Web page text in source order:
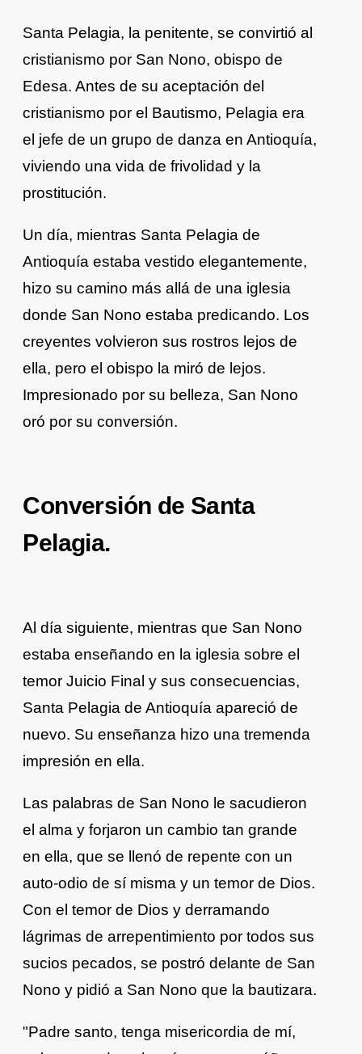
Santa Pelagia, la penitente, se convirtió al
cristianismo por San Nono, obispo de
Edesa. Antes de su aceptación del
cristianismo por el Bautismo, Pelagia era
el jefe de un grupo de danza en Antioquía,
viviendo una vida de frivolidad y la
prostitución.
Un día, mientras Santa Pelagia de
Antioquía estaba vestido elegantemente,
hizo su camino más allá de una iglesia
donde San Nono estaba predicando. Los
creyentes volvieron sus rostros lejos de
ella, pero el obispo la miró de lejos.
Impresionado por su belleza, San Nono
oró por su conversión.
Conversión de Santa
Pelagia.
Al día siguiente, mientras que San Nono
estaba enseñando en la iglesia sobre el
temor Juicio Final y sus consecuencias,
Santa Pelagia de Antioquía apareció de
nuevo. Su enseñanza hizo una tremenda
impresión en ella.
Las palabras de San Nono le sacudieron
el alma y forjaron un cambio tan grande
en ella, que se llenó de repente con un
auto-odio de sí misma y un temor de Dios.
Con el temor de Dios y derramando
lágrimas de arrepentimiento por todos sus
sucios pecados, se postró delante de San
Nono y pidió a San Nono que la bautizara.
"Padre santo, tenga misericordia de mí,